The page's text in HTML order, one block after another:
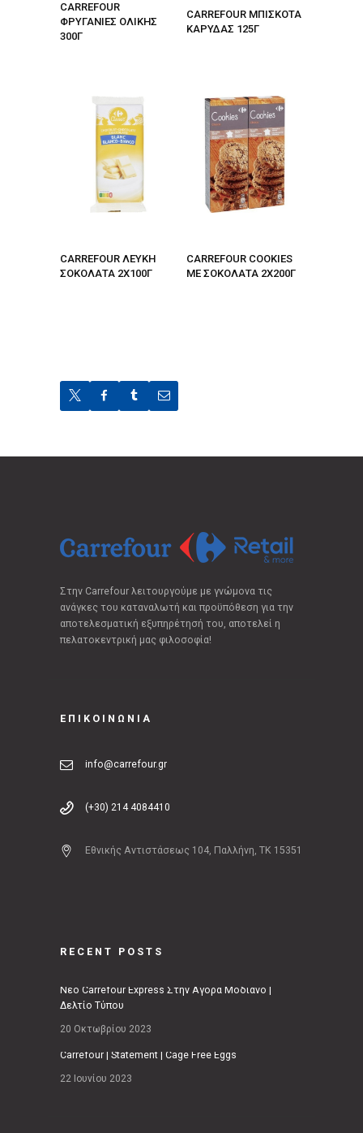
CARREFOUR
ΦΡΥΓΑΝΙΕΣ ΟΛΙΚΗΣ
300Γ
CARREFOUR ΜΠΙΣΚΟΤΑ
ΚΑΡΥΔΑΣ 125Γ
CARREFOUR ΛΕΥΚΗ
ΣΟΚΟΛΑΤΑ 2Χ100Γ
CARREFOUR COOKIES
ME ΣΟΚΟΛΑΤΑ 2Χ200Γ
Στην Carrefour λειτουργούμε με γνώμονα τις
ανάγκες του καταναλωτή και προϋπόθεση για την
αποτελεσματική εξυπηρέτησή του, αποτελεί η
πελατοκεντρική μας φιλοσοφία!
ΕΠΙΚΟΙΝΩΝΙΑ
info@carrefour.gr
(+30) 214 4084410
Εθνικής Αντιστάσεως 104, Παλλήνη, ΤΚ 15351
RECENT POSTS
Νέο Carrefour Express Στην Αγορά Μοδιάνο |
Δελτίο Τύπου
20 Οκτωβρίου 2023
Carrefour | Statement | Cage Free Eggs
22 Ιουνίου 2023